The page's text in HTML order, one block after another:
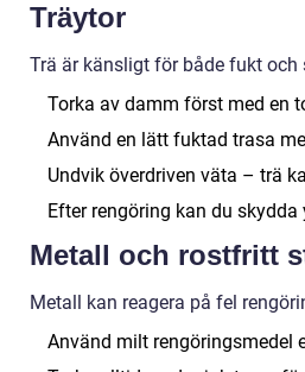
Träytor
Trä är känsligt för både fukt
Torka av damm först med en
Använd en lätt fuktad trasa
Undvik överdriven väta – trä
Efter rengöring kan du
Metall och rostfritt
Metall kan reagera på fel
Använd milt rengöringsmedel